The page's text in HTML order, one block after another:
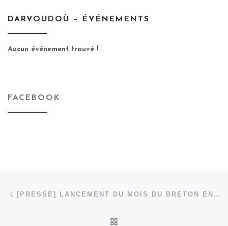
DARVOUDOÙ – ÉVÉNEMENTS
Aucun événement trouvé !
FACEBOOK
Parcourir les articles
[PRESSE] LANCEMENT DU MOIS DU BRETON EN LOIRE-ATLANTIQUE